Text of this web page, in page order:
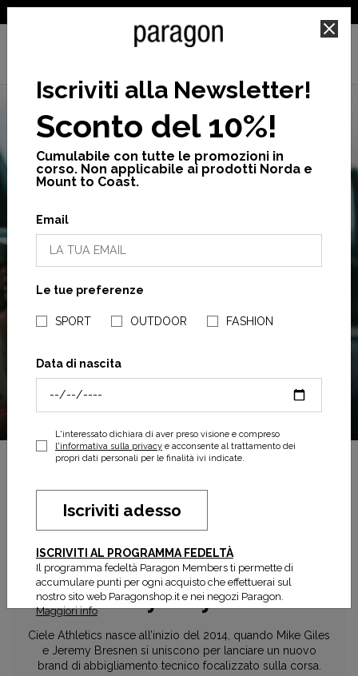
NEGOZI PARAGONSHOP
NUOVI ARRIVI
SALDI
FINO AL -40%
Acquista ora
Everybody run.
Ciele Athletics nasce all’inizio del 2014, quando Mike Giles
e Jeremy Bresnen si uniscono per lanciare un nuovo
brand di abbigliamento tecnico focalizzato sulla corsa.
Iscriviti alla Newsletter!
Sconto del 10%!
Cumulabile con tutte le promozioni in
corso. Non applicabile ai prodotti Norda e
Mount to Coast.
Email
Le tue preferenze
SPORT OUTDOOR FASHION
Data di nascita
L'interessato dichiara di aver preso visione e compreso
l'informativa sulla privacye acconsente al trattamento dei
propri dati personali per le finalità ivi indicate.
Iscriviti adesso
ISCRIVITI AL PROGRAMMA FEDELTÀ
Il programma fedeltà Paragon Members ti permette di
accumulare punti per ogni acquisto che effettuerai sul
nostro sito web Paragonshop.it e nei negozi Paragon.
Maggiori info